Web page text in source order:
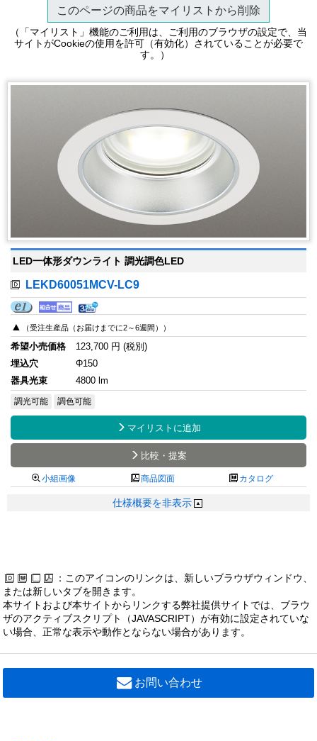
このページの商品をマイリストから削除
（「マイリスト」機能のご利用は、ご利用のブラウザの設定で、当
サイトがCookieの使用を許可（有効化）されていることが必要で
す。）
LED一体形ダウンライト 調光調色LED
LEKD60051MCV-LC9
▲ （受注生産品（お届けまでに2～6週間））
希望小売価格
123,700 円 (税別)
埋込穴
Φ150
器具光束
4800 lm
調光可能 調色可能
 マイリストに追加
 比較・提案
 小組画像  商品図面  カタログ
仕様概要を非表示
：このアイコンのリンクは、新しいブラウザウィンドウ、
または新しいタブを開きます。
本サイトおよび本サイトからリンクする弊社提供サイトでは、ブラウ
ザのアクティブスクリプト（JAVASCRIPT）が有効に設定されていな
い場合、正常な表示や動作とならない場合があります。
お問い合わせ